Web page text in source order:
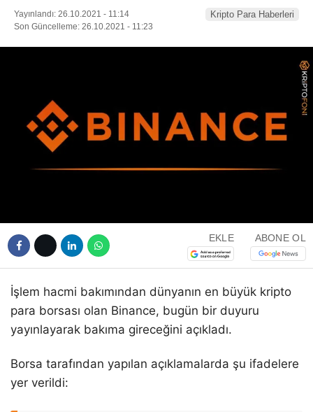
Yayınlandı: 26.10.2021 - 11:14
Son Güncelleme: 26.10.2021 - 11:23
Kripto Para Haberleri
EKLE ABONE OL
İşlem hacmi bakımından dünyanın en büyük kripto
para borsası olan Binance, bugün bir duyuru
yayınlayarak bakıma gireceğini açıkladı.
Borsa tarafından yapılan açıklamalarda şu ifadelere
yer verildi: